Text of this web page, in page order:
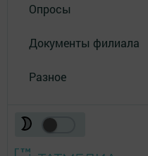
Опросы
Документы филиала
Разное